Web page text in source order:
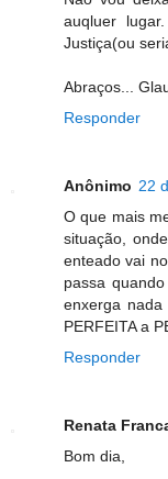
auqluer
Justiça(ou
Abraços...
Responder
Anônimo 22
O que mais
situação,
enteado vai
passa
enxerga
PERFEITA a
Responder
Renata
Bom dia,